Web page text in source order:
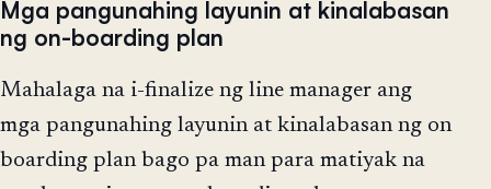
Mga pangunahing layunin at kinalabasan
ng on-boarding plan
Mahalaga na i-finalize ng line manager ang
mga pangunahing layunin at kinalabasan ng on
boarding plan bago pa man para matiyak na